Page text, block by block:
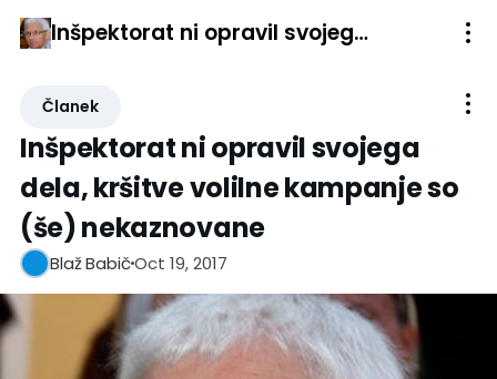
Inšpektorat ni opravil svojega dela, kršitve volilne kampanje so (še) nekaznovane
Članek
Inšpektorat ni opravil svojega
dela, kršitve volilne kampanje so
(še) nekaznovane
Blaž BabičOct 19, 2017